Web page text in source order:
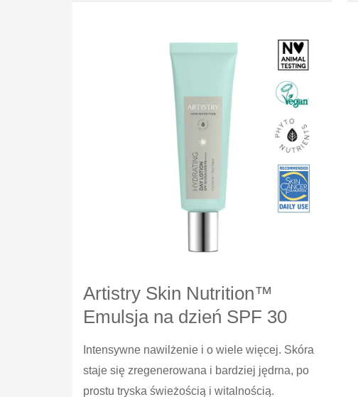
Artistry Skin Nutrition™
Emulsja na dzień SPF 30
Intensywne nawilżenie i o wiele więcej. Skóra
staje się zregenerowana i bardziej jędrna, po
prostu tryska świeżością i witalnością.